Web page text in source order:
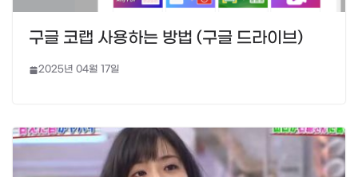
구글 코랩 사용하는 방법 (구글 드라이브)
2025년 04월 17일